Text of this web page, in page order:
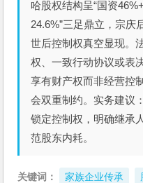
哈股权结构呈“国资
24.6%”三足鼎立，宗庆
世后控制权真空显现。
权、一致行动协议或表
享有财产权而非经营控
会双重制约。实务建议
锁定控制权，明确继承
范股东内耗。
关键词： 家族企业传承